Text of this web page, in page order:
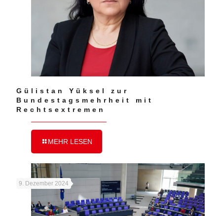
Gülistan Yüksel zur
Bundestagsmehrheit mit
Rechtsextremen
MEHR LESEN
9. Dezember 2024